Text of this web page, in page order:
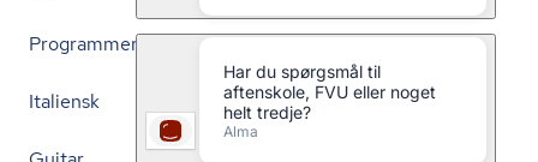
Programmering
Italiensk